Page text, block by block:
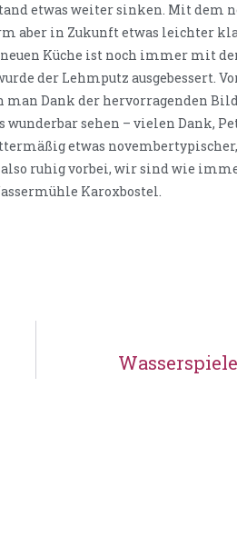
etwas weiter sinken. Mit dem
aber in Zukunft etwas leichter
Küche ist noch immer mit
der Lehmputz ausgebessert.
man Dank der hervorragenden
sehen – vielen Dank,
etwas
ruhig vorbei, wir sind wie
Karoxbostel.